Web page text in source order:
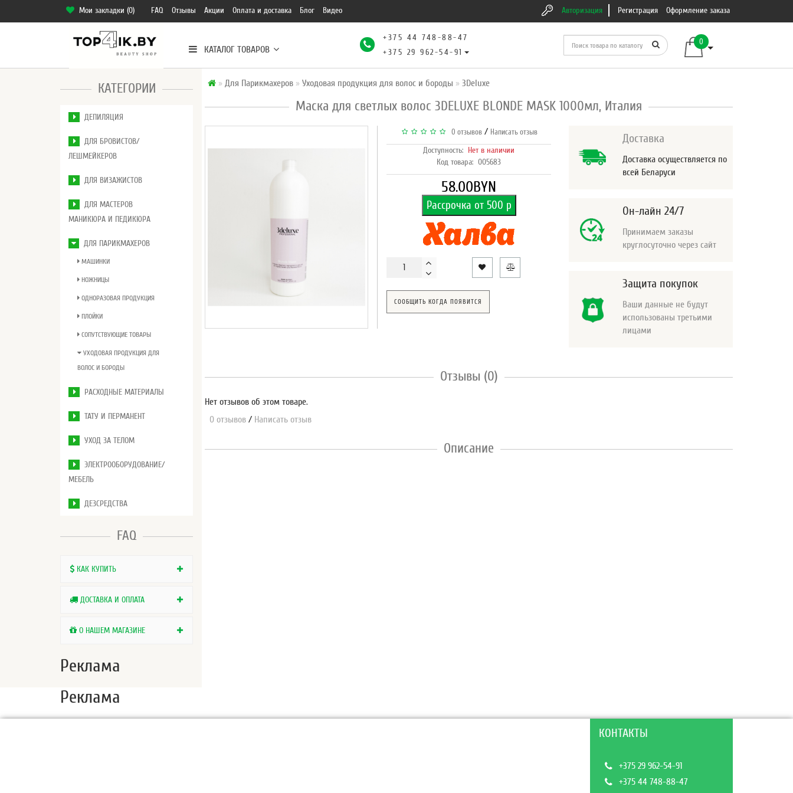
Мои закладки (0) FAQ Отзывы Акции Оплата и доставка Блог Видео Авторизация Регистрация Оформление заказа
КАТАЛОГ ТОВАРОВ
+375 44 748-88-47
+375 29 962-54-91
0
КАТЕГОРИИ
ДЕПИЛЯЦИЯ
ДЛЯ БРОВИСТОВ/
ЛЕШМЕЙКЕРОВ
ДЛЯ ВИЗАЖИСТОВ
ДЛЯ МАСТЕРОВ
МАНИКЮРА И ПЕДИКЮРА
ДЛЯ ПАРИКМАХЕРОВ
МАШИНКИ
НОЖНИЦЫ
ОДНОРАЗОВАЯ ПРОДУКЦИЯ
ПЛОЙКИ
СОПУТСТВУЮЩИЕ ТОВАРЫ
УХОДОВАЯ ПРОДУКЦИЯ ДЛЯ
ВОЛОС И БОРОДЫ
РАСХОДНЫЕ МАТЕРИАЛЫ
ТАТУ И ПЕРМАНЕНТ
УХОД ЗА ТЕЛОМ
ЭЛЕКТРООБОРУДОВАНИЕ/
МЕБЕЛЬ
ДЕЗСРЕДСТВА
FAQ
КАК КУПИТЬ
ДОСТАВКА И ОПЛАТА
О НАШЕМ МАГАЗИНЕ
Реклама
Для Парикмахеров Уходовая продукция для волос и бороды 3Deluxe
Маска для светлых волос 3DELUXE BLONDE MASK 1000мл, Италия
0 отзывов / Написать отзыв
Доступность: Нет в наличии
Код товара: 005683
58.00BYN
Рассрочка от 500 р
СООБЩИТЬ КОГДА ПОЯВИТСЯ
Доставка
Доставка осуществляется по
всей Беларуси
Он-лайн 24/7
Принимаем заказы
круглосуточно через сайт
Защита покупок
Ваши данные не будут
использованы третьими
лицами
Отзывы (0)
Нет отзывов об этом товаре.
0 отзывов / Написать отзыв
Описание
Реклама
КОНТАКТЫ
+375 29 962-54-91
+375 44 748-88-47